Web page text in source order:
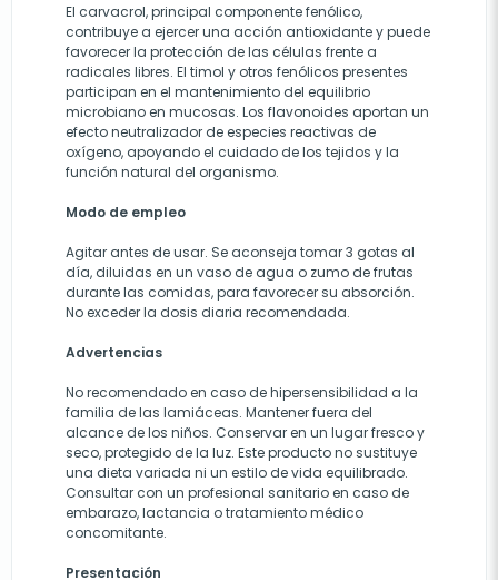
El carvacrol, principal componente fenólico,
contribuye a ejercer una acción antioxidante y puede
favorecer la protección de las células frente a
radicales libres. El timol y otros fenólicos presentes
participan en el mantenimiento del equilibrio
microbiano en mucosas. Los flavonoides aportan un
efecto neutralizador de especies reactivas de
oxígeno, apoyando el cuidado de los tejidos y la
función natural del organismo.
Modo de empleo
Agitar antes de usar. Se aconseja tomar 3 gotas al
día, diluidas en un vaso de agua o zumo de frutas
durante las comidas, para favorecer su absorción.
No exceder la dosis diaria recomendada.
Advertencias
No recomendado en caso de hipersensibilidad a la
familia de las lamiáceas. Mantener fuera del
alcance de los niños. Conservar en un lugar fresco y
seco, protegido de la luz. Este producto no sustituye
una dieta variada ni un estilo de vida equilibrado.
Consultar con un profesional sanitario en caso de
embarazo, lactancia o tratamiento médico
concomitante.
Presentación